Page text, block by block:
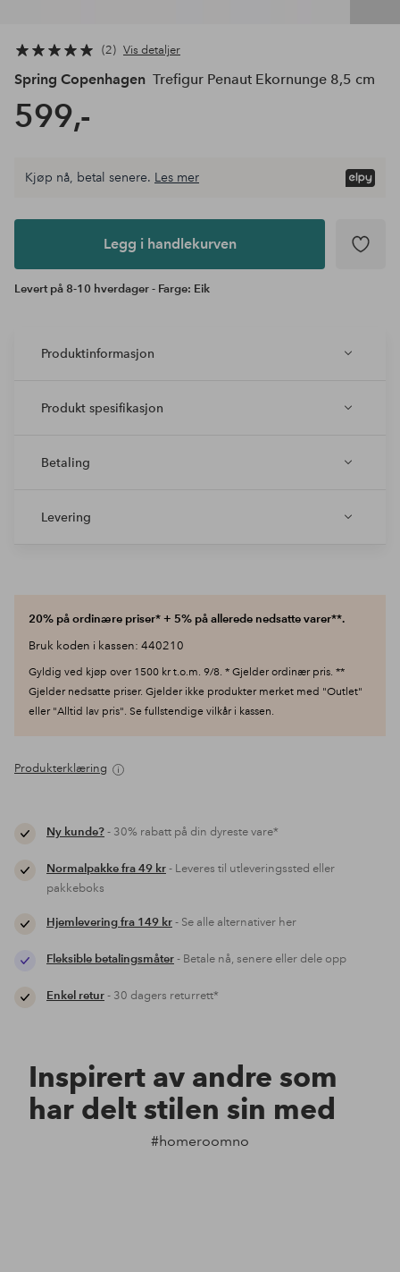
2 Vis detaljer
Spring Copenhagen Trefigur Penaut Ekornunge 8,5 cm
599,-
Legg i
Kjøp nå, betal senere. Les mer
Legg i handlekurven
Levert på 8-10 hverdager - Farge: Eik
Produktinformasjon
Produkt spesifikasjon
Betaling
Levering
20% på ordinære priser* + 5% på allerede nedsatte varer**.
Bruk koden i kassen: 440210
Gyldig ved kjøp over 1500 kr t.o.m. 9/8. * Gjelder ordinær pris. **
Gjelder nedsatte priser. Gjelder ikke produkter merket med "Outlet"
eller "Alltid lav pris". Se fullstendige vilkår i kassen.
Produkterklæring
Ny kunde?- 30% rabatt på din dyreste vare*
Normalpakke fra 49 kr- Leveres til utleveringssted eller
pakkeboks
Hjemlevering fra 149 kr- Se alle alternativer her
Fleksible betalingsmåter- Betale nå, senere eller dele opp
Enkel retur- 30 dagers returrett*
Inspirert av andre som
har delt stilen sin med
#homeroomno